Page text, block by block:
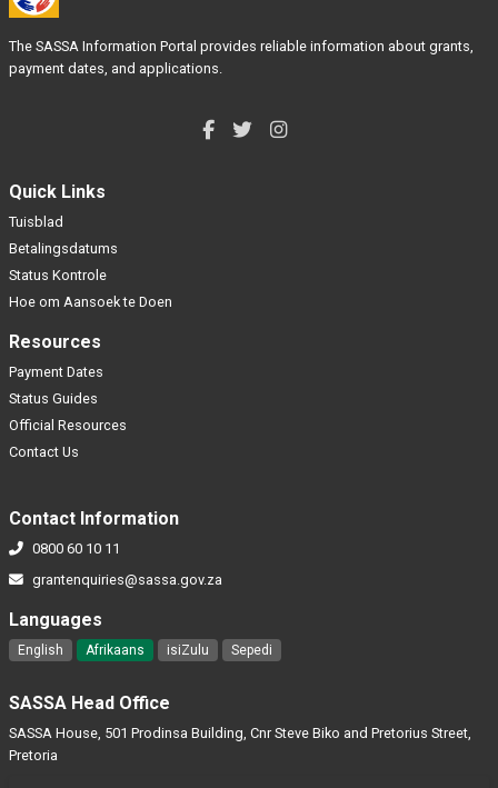
The SASSA Information Portal provides reliable information about grants,
payment dates, and applications.
Quick Links
Tuisblad
Betalingsdatums
Status Kontrole
Hoe om Aansoek te Doen
Resources
Payment Dates
Status Guides
Official Resources
Contact Us
Contact Information
0800 60 10 11
grantenquiries@sassa.gov.za
Languages
English Afrikaans isiZulu Sepedi
SASSA Head Office
SASSA House, 501 Prodinsa Building, Cnr Steve Biko and Pretorius Street,
Pretoria